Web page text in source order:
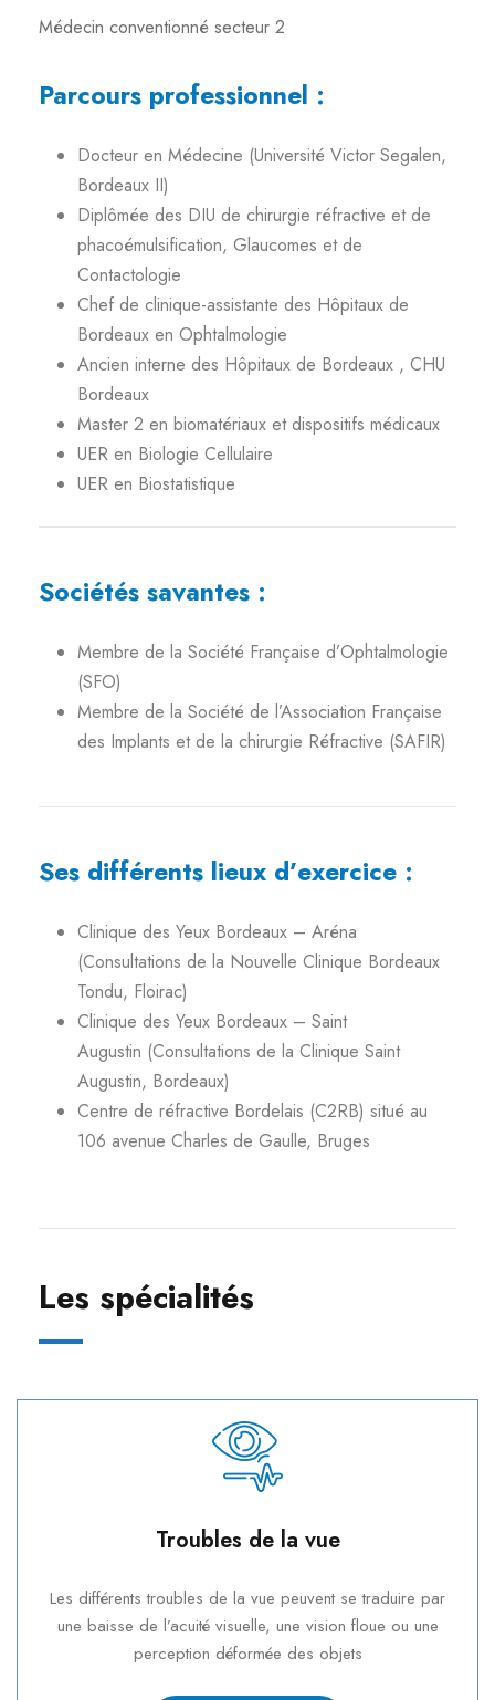
Médecin conventionné secteur 2
Parcours professionnel :
Docteur en Médecine (Université Victor Segalen,
Bordeaux II)
Diplômée des DIU de chirurgie réfractive et de
phacoémulsification, Glaucomes et de
Contactologie
Chef de clinique-assistante des Hôpitaux de
Bordeaux en Ophtalmologie
Ancien interne des Hôpitaux de Bordeaux , CHU
Bordeaux
Master 2 en biomatériaux et dispositifs médicaux
UER en Biologie Cellulaire
UER en Biostatistique
Sociétés savantes :
Membre de la Société Française d’Ophtalmologie
(SFO)
Membre de la Société de l’Association Française
des Implants et de la chirurgie Réfractive (SAFIR)
Ses différents lieux d’exercice :
Clinique des Yeux Bordeaux – Aréna
(Consultations de la Nouvelle Clinique Bordeaux
Tondu, Floirac)
Clinique des Yeux Bordeaux – Saint
Augustin (Consultations de la Clinique Saint
Augustin, Bordeaux)
Centre de réfractive Bordelais (C2RB) situé au
106 avenue Charles de Gaulle, Bruges
Les spécialités
Troubles de la vue
Les différents troubles de la vue peuvent se traduire par
une baisse de l’acuité visuelle, une vision floue ou une
perception déformée des objets